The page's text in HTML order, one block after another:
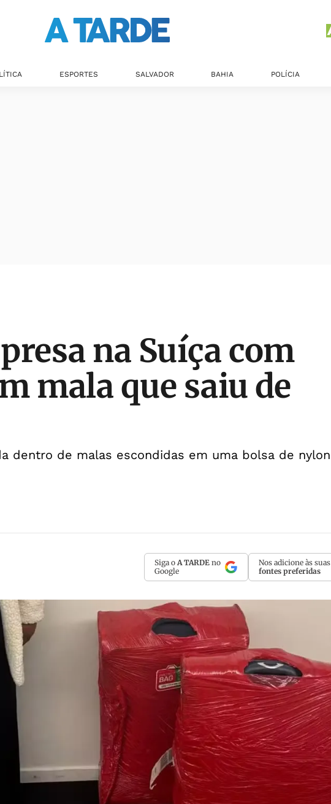
ESPORTES SALVADOR BAHIA POLÍCIA
na Suíça com
mala que saiu de
dentro de malas escondidas em uma bolsa de nylon
Siga o A TARDE no
Google
Nos adicione às suas
fontes preferidas